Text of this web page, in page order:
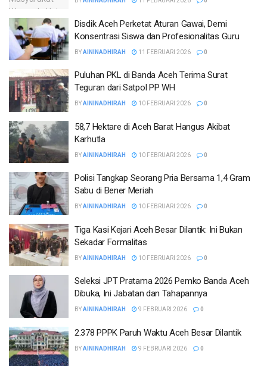
Disdik Aceh Perketat Aturan Gawai, Demi
Konsentrasi Siswa dan Profesionalitas Guru
BYAININADHIRAH 11 FEBRUARI 2026 0
Puluhan PKL di Banda Aceh Terima Surat
Teguran dari Satpol PP WH
BYAININADHIRAH 10 FEBRUARI 2026 0
58,7 Hektare di Aceh Barat Hangus Akibat
Karhutla
BYAININADHIRAH 10 FEBRUARI 2026 0
Polisi Tangkap Seorang Pria Bersama 1,4 Gram
Sabu di Bener Meriah
BYAININADHIRAH 10 FEBRUARI 2026 0
Tiga Kasi Kejari Aceh Besar Dilantik: Ini Bukan
Sekadar Formalitas
BYAININADHIRAH 10 FEBRUARI 2026 0
Seleksi JPT Pratama 2026 Pemko Banda Aceh
Dibuka, Ini Jabatan dan Tahapannya
BYAININADHIRAH 9 FEBRUARI 2026 0
2.378 PPPK Paruh Waktu Aceh Besar Dilantik
BYAININADHIRAH 9 FEBRUARI 2026 0